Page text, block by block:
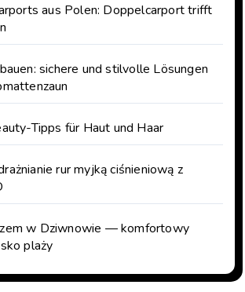
aus Polen: Doppelcarport trifft
sichere und stilvolle Lösungen
Tipps für Haut und Haar
rur myjką ciśnieniową z
w Dziwnowie — komfortowy
plaży